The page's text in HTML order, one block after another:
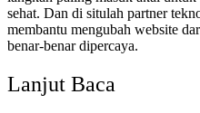
sehat. Dan di situlah partner
membantu mengubah website
benar-benar dipercaya.
Lanjut Baca